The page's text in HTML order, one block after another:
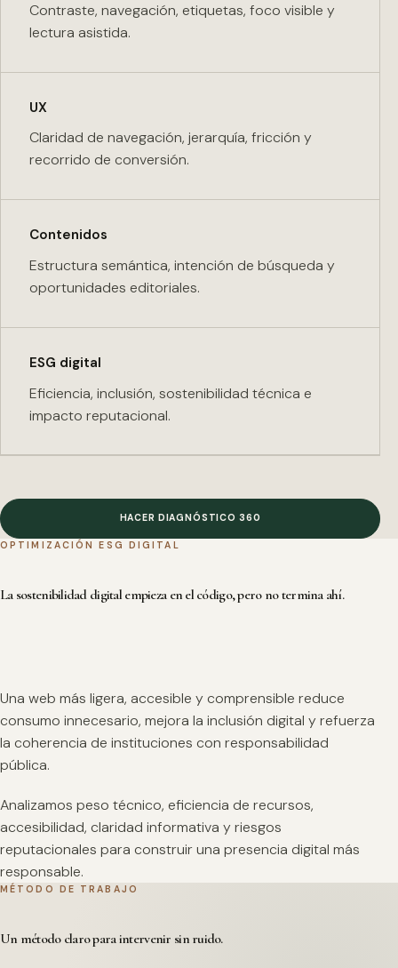
Contraste, navegación, etiquetas, foco visible y
lectura asistida.
UX
Claridad de navegación, jerarquía, fricción y
recorrido de conversión.
Contenidos
Estructura semántica, intención de búsqueda y
oportunidades editoriales.
ESG digital
Eficiencia, inclusión, sostenibilidad técnica e
impacto reputacional.
HACER DIAGNÓSTICO 360
OPTIMIZACIÓN ESG DIGITAL
La sostenibilidad digital empieza en el código, pero no termina ahí.
Una web más ligera, accesible y comprensible reduce
consumo innecesario, mejora la inclusión digital y refuerza
la coherencia de instituciones con responsabilidad
pública.
Analizamos peso técnico, eficiencia de recursos,
accesibilidad, claridad informativa y riesgos
reputacionales para construir una presencia digital más
responsable.
MÉTODO DE TRABAJO
Un método claro para intervenir sin ruido.